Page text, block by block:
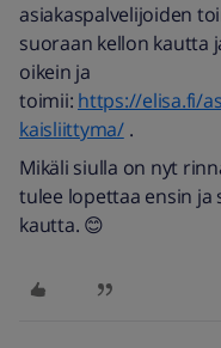
asiakaspalvelijoiden
suoraan kellon kautta
oikein ja
toimii: https://elisa.fi/
kaisliittyma/.
Mikäli siulla on nyt
tulee lopettaa ensin ja
kautta. 😊